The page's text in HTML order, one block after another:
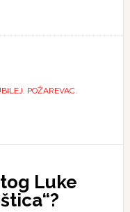
, POŽAREVAC,
Luke